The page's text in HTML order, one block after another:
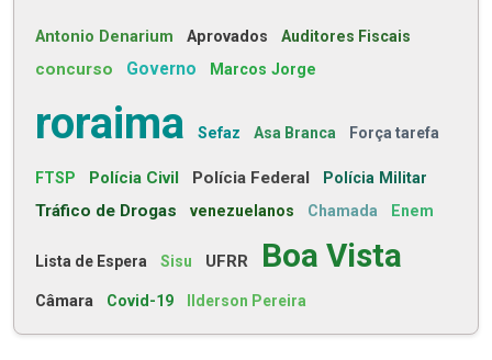
Antonio Denarium Aprovados Auditores Fiscais
concurso Governo Marcos Jorge
roraima Sefaz Asa Branca Força tarefa
FTSP Polícia Civil Polícia Federal Polícia Militar
Tráfico de Drogas venezuelanos Chamada Enem
Lista de Espera Sisu UFRR Boa Vista
Câmara Covid-19 Ilderson Pereira